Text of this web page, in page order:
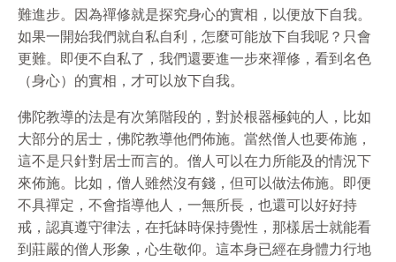
難進步。因為禪修就是探究身心的實相，以便放下自我。
如果一開始我們就自私自利，怎麼可能放下自我呢？只會
更難。即便不自私了，我們還要進一步來禪修，看到名色
（身心）的實相，才可以放下自我。
佛陀教導的法是有次第階段的，對於根器極鈍的人，比如
大部分的居士，佛陀教導他們佈施。當然僧人也要佈施，
這不是只針對居士而言的。僧人可以在力所能及的情況下
來佈施。比如，僧人雖然沒有錢，但可以做法佈施。即便
不具禪定，不會指導他人，一無所長，也還可以好好持
戒，認真遵守律法，在托缽時保持覺性，那樣居士就能看
到莊嚴的僧人形象，心生敬仰。這本身已經在身體力行地